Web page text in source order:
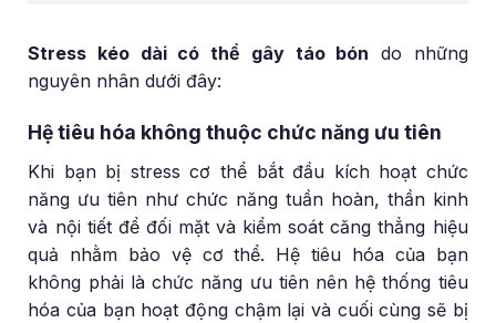
Stress kéo dài có thể gây táo bón do những
nguyên nhân dưới đây:
Hệ tiêu hóa không thuộc chức năng ưu tiên
Khi bạn bị stress cơ thể bắt đầu kích hoạt chức
năng ưu tiên như chức năng tuần hoàn, thần kinh
và nội tiết để đối mặt và kiểm soát căng thẳng hiệu
quả nhằm bảo vệ cơ thể. Hệ tiêu hóa của bạn
không phải là chức năng ưu tiên nên hệ thống tiêu
hóa của bạn hoạt động chậm lại và cuối cùng sẽ bị